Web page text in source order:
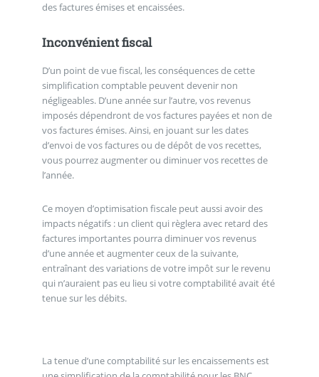
des factures émises et encaissées.
Inconvénient fiscal
D’un point de vue fiscal, les conséquences de cette
simplification comptable peuvent devenir non
négligeables. D’une année sur l’autre, vos revenus
imposés dépendront de vos factures payées et non de
vos factures émises. Ainsi, en jouant sur les dates
d’envoi de vos factures ou de dépôt de vos recettes,
vous pourrez augmenter ou diminuer vos recettes de
l’année.
Ce moyen d’optimisation fiscale peut aussi avoir des
impacts négatifs : un client qui règlera avec retard des
factures importantes pourra diminuer vos revenus
d’une année et augmenter ceux de la suivante,
entraînant des variations de votre impôt sur le revenu
qui n’auraient pas eu lieu si votre comptabilité avait été
tenue sur les débits.
La tenue d’une comptabilité sur les encaissements est